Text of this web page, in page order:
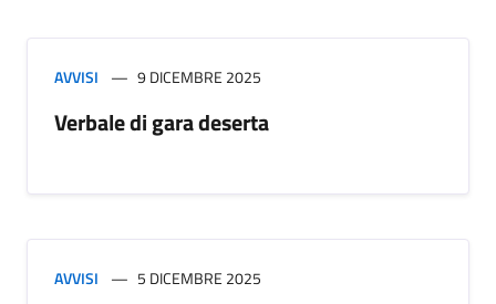
AVVISI 9 DICEMBRE 2025
Verbale di gara deserta
AVVISI 5 DICEMBRE 2025